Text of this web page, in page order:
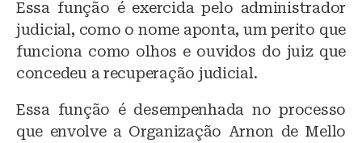
Essa função é exercida pelo administrador
judicial, como o nome aponta, um perito que
funciona como olhos e ouvidos do juiz que
concedeu a recuperação judicial.
Essa função é desempenhada no processo
que envolve a Organização Arnon de Mello